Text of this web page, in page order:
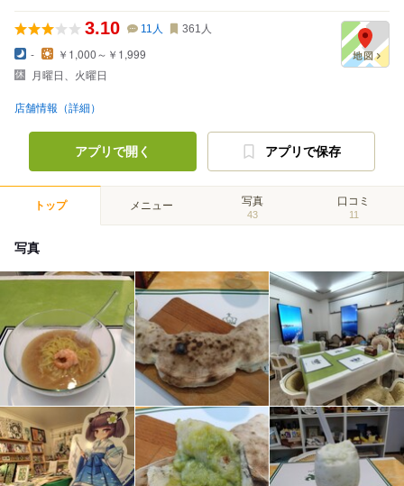
3.10 11 人 361 人
-
￥1,000～￥1,999
月曜日、火曜日
店舗情報（詳細）
アプリで開く アプリで保存
トップ メニュー 写真
43
口コミ
11
写真